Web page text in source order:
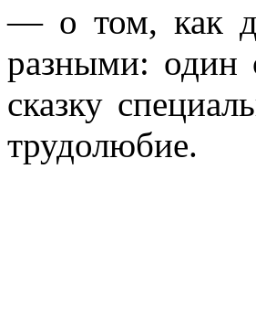
— о том, как
разными: один
сказку
трудолюбие.